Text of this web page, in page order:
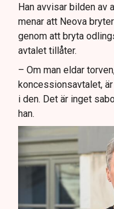
Han avvisar bilden av
menar att Neova
genom att bryta
avtalet tillåter.
– Om man eldar
koncessionsavtalet,
i den. Det är inget
han.